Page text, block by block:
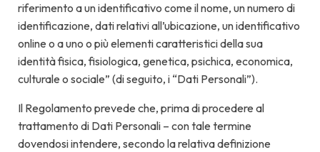
riferimento a un identificativo come il nome, un numero di
identificazione, dati relativi all’ubicazione, un identificativo
online o a uno o più elementi caratteristici della sua
identità fisica, fisiologica, genetica, psichica, economica,
culturale o sociale” (di seguito, i “Dati Personali”).
Il Regolamento prevede che, prima di procedere al
trattamento di Dati Personali – con tale termine
dovendosi intendere, secondo la relativa definizione